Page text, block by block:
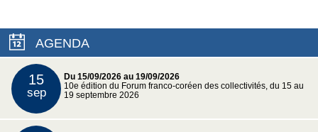
AGENDA
15
sep
Du 15/09/2026 au 19/09/2026
10e édition du Forum franco-coréen des collectivités, du 15 au
19 septembre 2026